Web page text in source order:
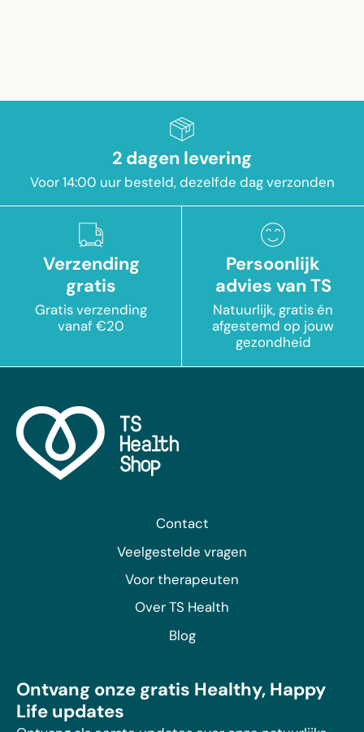
2 dagen levering
Voor 14:00 uur besteld, dezelfde dag verzonden
Verzending
gratis
Gratis verzending
vanaf €20
Persoonlijk
advies van TS
Natuurlijk, gratis én
afgestemd op jouw
gezondheid
Contact
Veelgestelde vragen
Voor therapeuten
Over TS Health
Blog
Ontvang onze gratis Healthy, Happy
Life updates